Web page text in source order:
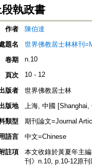
執政書
作者
陳伯達
題名
世界佛教居士林林刊
卷期
n.10
頁次 10 - 12
版者
世界佛教居士林
版地
上海, 中國 [Shanghai,
類型
期刊論文=Journal
語言
中文=Chinese
附註項
本文收錄於黃夏年主
刊》n.10, p.10-12原